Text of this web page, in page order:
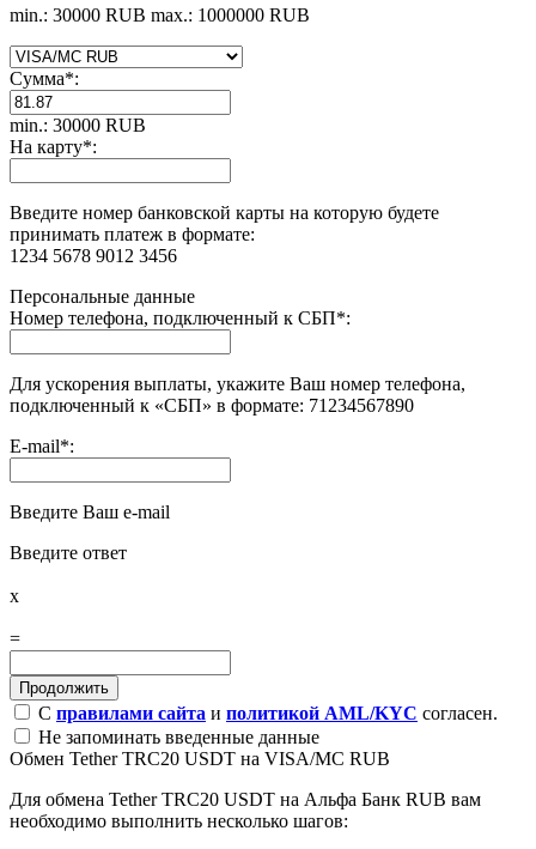
min.: 30000 RUB max.: 1000000 RUB
Сумма*:
min.: 30000 RUB
На карту*:
Введите номер банковской карты на которую будете
принимать платеж в формате:
1234 5678 9012 3456
Персональные данные
Номер телефона, подключенный к СБП*:
Для ускорения выплаты, укажите Ваш номер телефона,
подключенный к «СБП» в формате: 71234567890
E-mail*:
Введите Ваш e-mail
Введите ответ
x
=
С правилами сайта и политикой AML/KYC согласен.
Не запоминать введенные данные
Обмен Tether TRC20 USDT на VISA/MC RUB
Для обмена Tether TRC20 USDT на Альфа Банк RUB вам
необходимо выполнить несколько шагов: